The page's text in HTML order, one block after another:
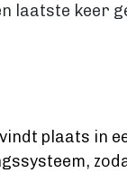
laatste keer
plaats in